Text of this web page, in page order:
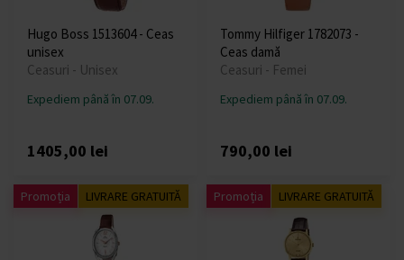
Hugo Boss 1513604 - Ceas
unisex
Ceasuri - Unisex
Expediem până în 07.09.
1405,00 lei
Tommy Hilfiger 1782073 -
Ceas damă
Ceasuri - Femei
Expediem până în 07.09.
790,00 lei
Promoția LIVRARE GRATUITĂ Promoția LIVRARE GRATUITĂ